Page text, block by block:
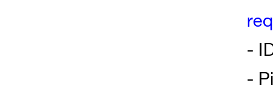
-
-